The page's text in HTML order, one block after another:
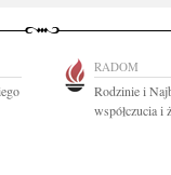
RADOM
Rodzinie i
współczucia i